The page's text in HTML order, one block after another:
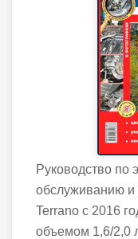
Руководство по
обслуживанию и
Terrano с 2016
объемом 1,6/2,0